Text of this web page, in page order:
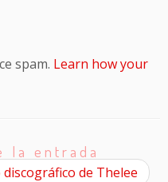
spam. Learn how your
la entrada
de Thelee